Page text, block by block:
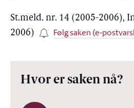
St.meld. nr. 14 (2005-2006),
2006)
Følg saken (e-
Hvor er saken nå?